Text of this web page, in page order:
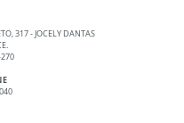
317 - JOCELY DANTAS